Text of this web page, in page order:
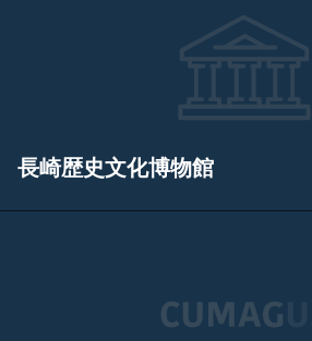
長崎歴史文化博物館